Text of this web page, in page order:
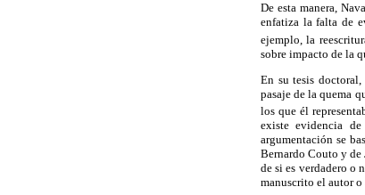
De esta manera,
enfatiza la falta de
ejemplo, la
sobre impacto de la
En su tesis
pasaje de la quema
los que él
existe evidencia
argumentación se
Bernardo Couto y de
de si es verdadero o
manuscrito el autor o